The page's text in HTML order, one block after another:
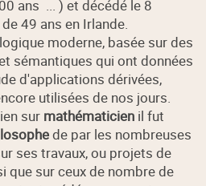
ans ... ) et décédé le 8
49 ans en Irlande.
moderne, basée sur des
sémantiques qui ont données
d'applications dérivées,
utilisées de nos jours.
sur mathématicien il fut
de par les nombreuses
ses travaux, ou projets de
que sur ceux de nombre de